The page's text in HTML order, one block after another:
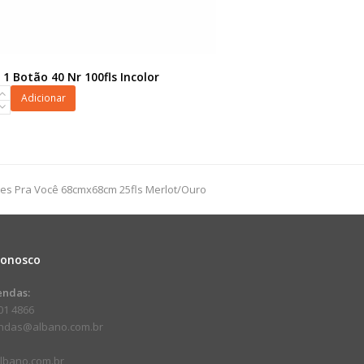
1 Botão 40 Nr 100fls Incolor
Adicionar
Pra Você 68cmx68cm 25fls Merlot/Ouro
4866